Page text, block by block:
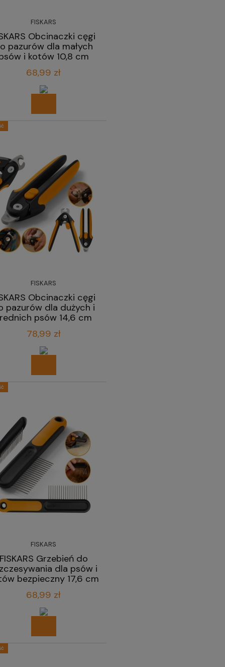
FISKARS
Obcinaczki cęgi
pazurów dla małych
i kotów 10,8 cm
68,99 zł
FISKARS
Obcinaczki cęgi
pazurów dla dużych i
psów 14,6 cm
78,99 zł
FISKARS
Grzebień do
dla psów i
bezpieczny 17,6 cm
68,99 zł